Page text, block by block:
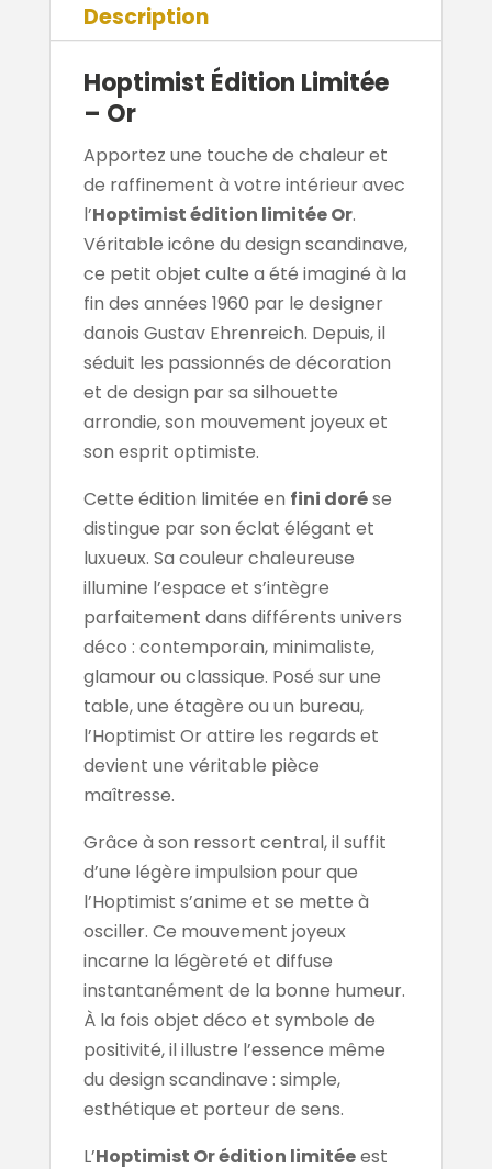
Description
Hoptimist Édition Limitée
– Or
Apportez une touche de chaleur et
de raffinement à votre intérieur avec
l’Hoptimist édition limitée Or.
Véritable icône du design scandinave,
ce petit objet culte a été imaginé à la
fin des années 1960 par le designer
danois Gustav Ehrenreich. Depuis, il
séduit les passionnés de décoration
et de design par sa silhouette
arrondie, son mouvement joyeux et
son esprit optimiste.
Cette édition limitée en fini dorése
distingue par son éclat élégant et
luxueux. Sa couleur chaleureuse
illumine l’espace et s’intègre
parfaitement dans différents univers
déco : contemporain, minimaliste,
glamour ou classique. Posé sur une
table, une étagère ou un bureau,
l’Hoptimist Or attire les regards et
devient une véritable pièce
maîtresse.
Grâce à son ressort central, il suffit
d’une légère impulsion pour que
l’Hoptimist s’anime et se mette à
osciller. Ce mouvement joyeux
incarne la légèreté et diffuse
instantanément de la bonne humeur.
À la fois objet déco et symbole de
positivité, il illustre l’essence même
du design scandinave : simple,
esthétique et porteur de sens.
L’Hoptimist Or édition limitéeest